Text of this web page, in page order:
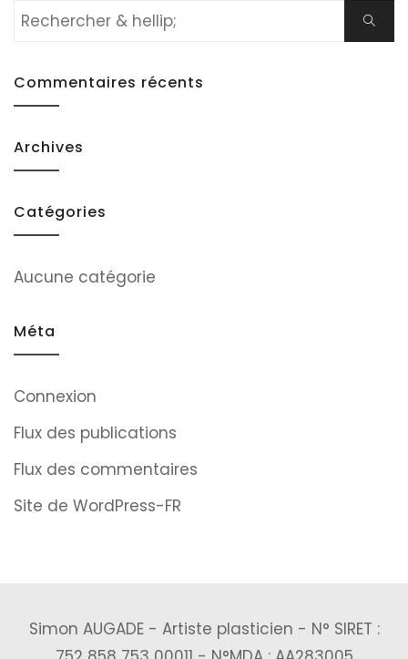
Rechercher:
Commentaires récents
Archives
Catégories
Aucune catégorie
Méta
Connexion
Flux des publications
Flux des commentaires
Site de WordPress-FR
Simon AUGADE - Artiste plasticien - N° SIRET :